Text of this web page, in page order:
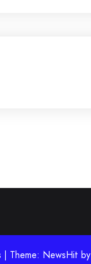
| Theme: NewsHit by